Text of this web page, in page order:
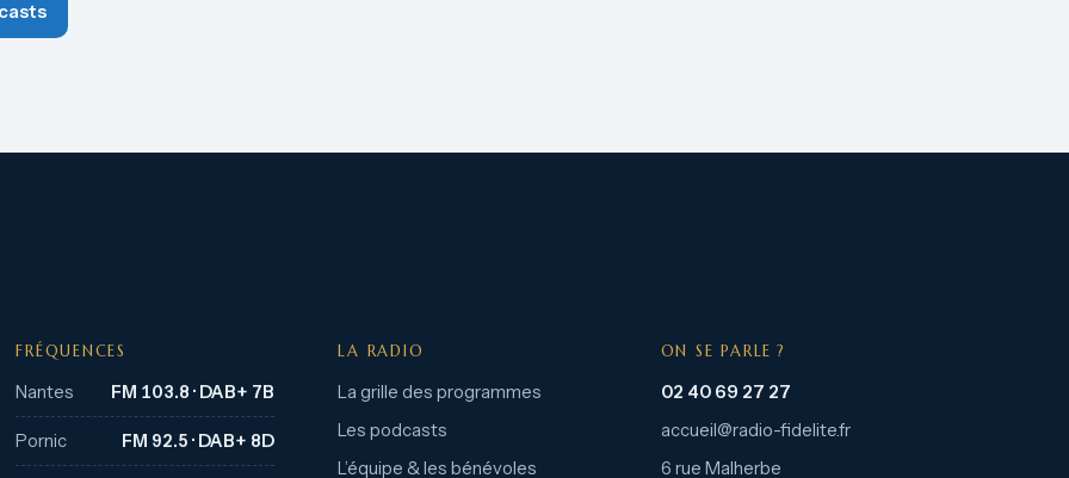
FRÉQUENCES
Nantes FM 103.8 · DAB+ 7B
Pornic FM 92.5 · DAB+ 8D
LA RADIO
La grille des programmes
Les podcasts
L’équipe & les bénévoles
ON SE PARLE ?
02 40 69 27 27
accueil@radio-fidelite.fr
6 rue Malherbe